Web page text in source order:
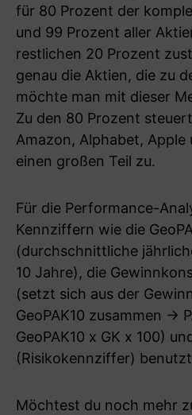
für 80 Prozent der
und 99 Prozent aller
restlichen 20 Prozent
genau die Aktien, die zu
möchte man mit dieser
Zu den 80 Prozent
Amazon, Alphabet,
einen großen Teil zu.
Für die Performance-
Kennziffern wie die
(durchschnittliche
10 Jahre), die
(setzt sich aus der
GeoPAK10 zusammen ->
GeoPAK10 x GK x 100)
(Risikokennziffer)
Möchtest du noch mehr